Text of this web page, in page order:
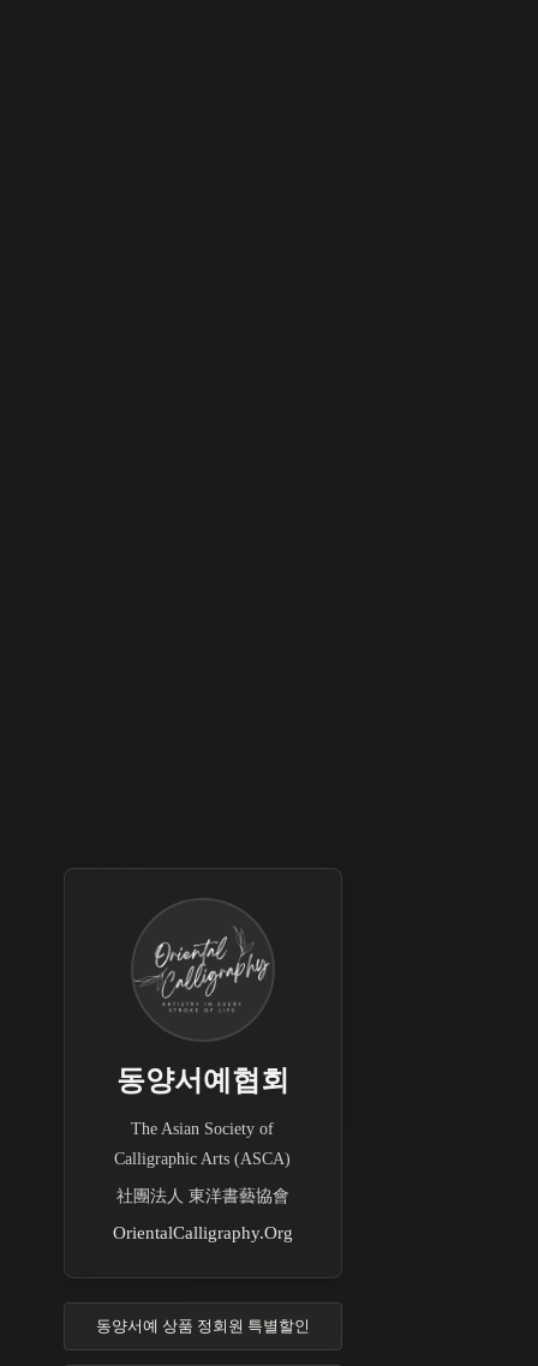
동양서예협회
The Asian Society of
Calligraphic Arts (ASCA)
社團法人 東洋書藝協會
OrientalCalligraphy.Org
동양서예 상품 정회원 특별할인